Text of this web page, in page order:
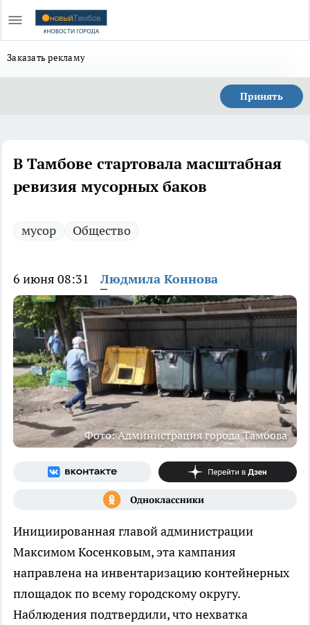
Заказать рекламу
Принять
В Тамбове стартовала масштабная
ревизия мусорных баков
мусор Общество
6 июня 08:31 Людмила Коннова
Фото: Администрация города Тамбова
Инициированная главой администрации
Максимом Косенковым, эта кампания
направлена на инвентаризацию контейнерных
площадок по всему городскому округу.
Наблюдения подтвердили, что нехватка